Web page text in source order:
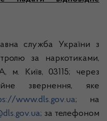
служба України з
за наркотиками,
м. Київ, 03115; через
звернення, яке
www.dls.gov.ua; на
; за телефоном